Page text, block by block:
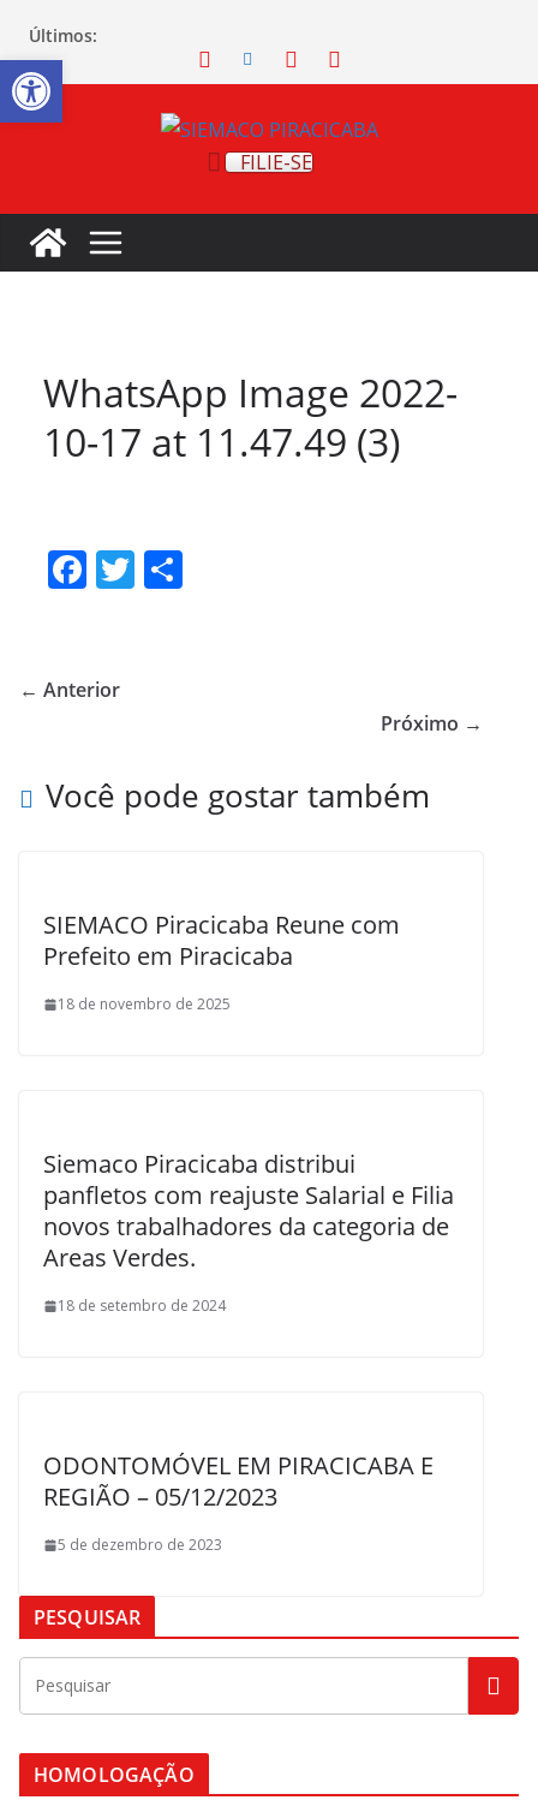
Últimos:
FILIE-SE
WhatsApp Image 2022-
10-17 at 11.47.49 (3)
F
b
k
T
← Anterior
Próximo →
Você pode gostar também
SIEMACO Piracicaba Reune com
Prefeito em Piracicaba
18 de novembro de 2025
Siemaco Piracicaba distribui
panfletos com reajuste Salarial e Filia
novos trabalhadores da categoria de
Areas Verdes.
18 de setembro de 2024
ODONTOMÓVEL EM PIRACICABA E
REGIÃO – 05/12/2023
5 de dezembro de 2023
PESQUISAR
HOMOLOGAÇÃO
Abrir a barra de ferramentas